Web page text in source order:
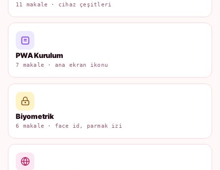
11 makale · cihaz çeşitleri
PWA Kurulum
7 makale · ana ekran ikonu
Biyometrik
6 makale · face id, parmak izi